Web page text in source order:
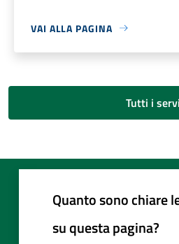
VAI ALLA PAGINA
Tutti i
Quanto sono chiare
su questa pagina?